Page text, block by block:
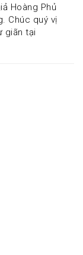
Hoàng Phủ
Chúc quý vị
giãn tại